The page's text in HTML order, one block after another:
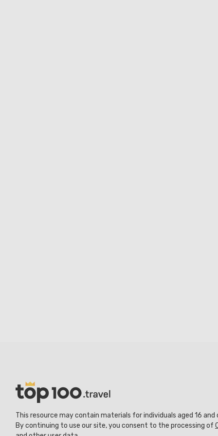
This resource may contain materials for individuals aged 16 and
By continuing to use our site, you consent to the processing of